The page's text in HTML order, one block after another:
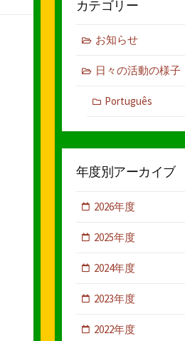
カテゴリー
お知らせ
日々の活動の様子
Português
年度別アーカイブ
2026年度
2025年度
2024年度
2023年度
2022年度